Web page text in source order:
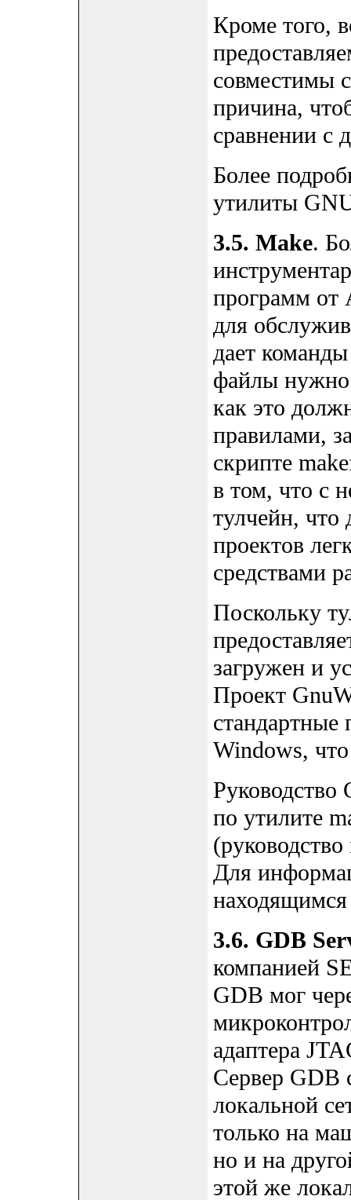
Кроме того,
совместимы
причина,
сравнении с
Более
утилиты
3.5. Make.
программ от
для
дает
файлы нужно
как это
правилами,
скрипте
в том, что с
тулчейн, что
проектов
средствами
Поскольку
загружен и
Проект
Windows,
по утилите
Для
3.6. GDB
компанией
GDB мог
адаптера
Сервер GDB
локальной
только на
но и на
этой же